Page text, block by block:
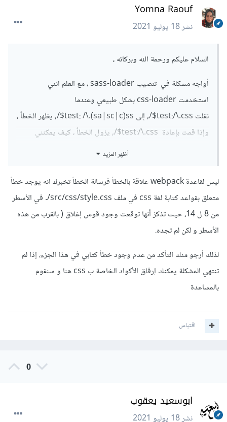
Yomna Raouf
نشر18 يوليو 2021
السلام عليكم ورحمة الله وبركاته ،
أواجه مشكلة في تنصيب sass-loader ، مع العلم انني
استخدمت css-loader بشكل طبيعي وعندما
نقلت test:/\.css$/, إلى test: /\.(sa|sc|c)ss$/, يظهر الخطأ ،
وإذا قمت بإعادة test:/\.css$/, يزول الخطأ ، كيف يمكنني
أظهر المزيد
ليس لقاعدة webpack علاقة بالخطأ فرسالة الخطأ تخبرك انه يوجد خطأ
متعلق بقواعد كتابة لغة css في ملف src/css/style.css/. في الأسطر
من 8 ل 14، حيث تذكز أنها توقعت وجود قوس إغلاق ( بالقرب من هذه
الأسطر و لكن لم تجده.
لذلك أرجو منك التأكد من عدم وجود خطأ كتابي في هذا الجزء، إذا لم
تنتهي المشكلة يمكنك إرفاق الأكواد الخاصة ب css هنا و سنقوم
بالمساعدة
اقتباس
0
ابوسعيد يعقوب
نشر18 يوليو 2021